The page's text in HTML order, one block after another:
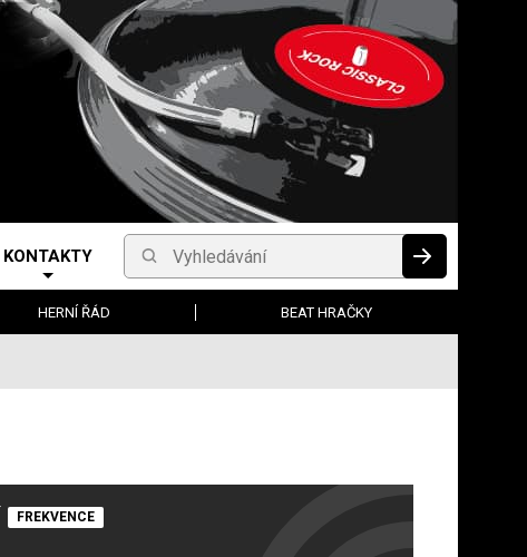
KONTAKTY Vyhledávání HLEDAT
HERNÍ ŘÁD BEAT HRAČKY
FREKVENCE